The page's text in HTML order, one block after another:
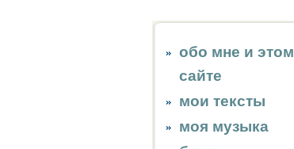
обо мне и этом
сайте
мои тексты
моя музыка